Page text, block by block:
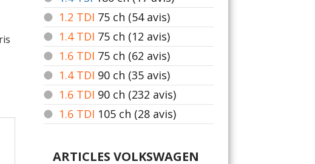
1.2 TDI 75 ch (54 avis)
1.4 TDI 75 ch (12 avis)
1.6 TDI 75 ch (62 avis)
1.4 TDI 90 ch (35 avis)
1.6 TDI 90 ch (232 avis)
1.6 TDI 105 ch (28 avis)
ARTICLES VOLKSWAGEN